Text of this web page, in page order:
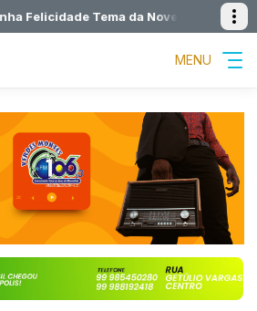
Tema da Novela Sol Nascente4
MENU